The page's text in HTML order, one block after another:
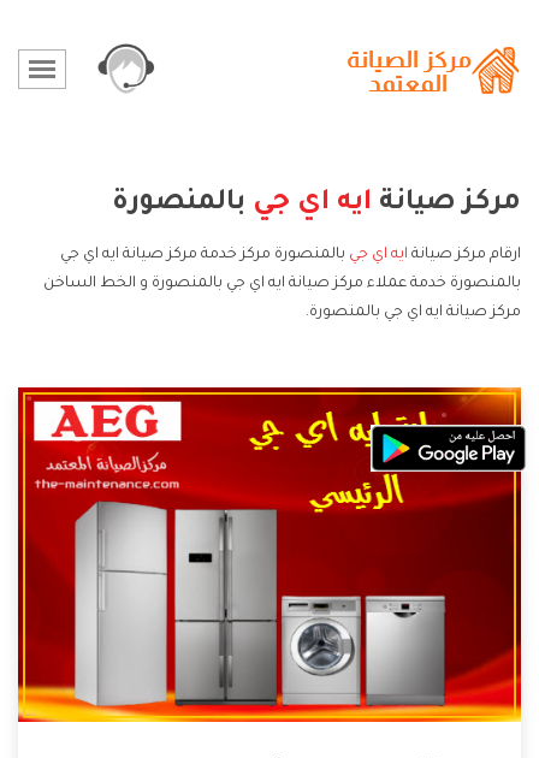
مركز صيانة ايه اي جي بالمنصورة
ارقام مركز صيانة ايه اي جي بالمنصورة مركز خدمة مركز صيانة ايه اي جي
بالمنصورة خدمة عملاء مركز صيانة ايه اي جي بالمنصورة و الخط الساخن
مركز صيانة ايه اي جي بالمنصورة.